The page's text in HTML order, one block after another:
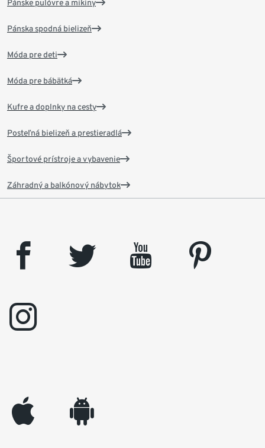
Pánske pulóvre a mikiny
Pánska spodná bielizeň
Móda pre deti
Móda pre bábätká
Kufre a doplnky na cesty
Posteľná bielizeň a prestieradlá
Športové prístroje a vybavenie
Záhradný a balkónový nábytok
facebook twitter youtube
pinterest
instagram
appleinc android